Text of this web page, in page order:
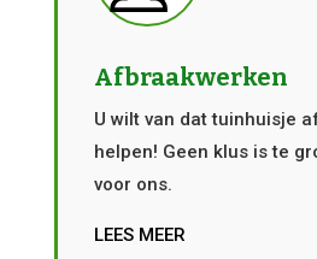
Afbraakwerken
U wilt van dat tuinhuisje
helpen! Geen klus is te
voor ons.
LEES MEER